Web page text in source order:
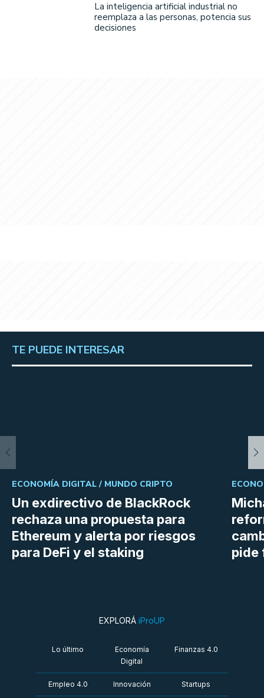
La inteligencia artificial industrial no
reemplaza a las personas, potencia sus
decisiones
TE PUEDE INTERESAR
Un exdirectivo de BlackRock
rechaza una propuesta para
Ethereum y alerta por riesgos
para DeFi y el staking
ECONOMÍA DIGITAL / MUNDO CRIPTO
pide
EXPLORÁ iProUP
Lo último
Economía
Digital
Finanzas 4.0
Empleo 4.0 Innovación Startups